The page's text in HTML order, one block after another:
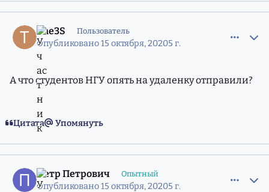
The3S Пользователь
Опубликовано15 октября, 20205 г.
А что студентов НГУ опять на удаленку отправили?
Цитата Упомянуть
Петр Петрович Опытный
Опубликовано15 октября, 20205 г.